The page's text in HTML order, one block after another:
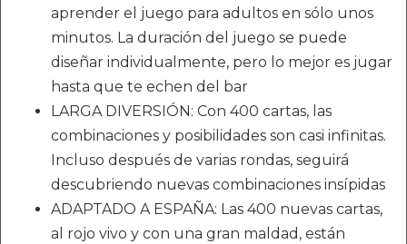
aprender el juego para adultos en sólo unos
minutos. La duración del juego se puede
diseñar individualmente, pero lo mejor es jugar
hasta que te echen del bar
LARGA DIVERSIÓN: Con 400 cartas, las
combinaciones y posibilidades son casi infinitas.
Incluso después de varias rondas, seguirá
descubriendo nuevas combinaciones insípidas
ADAPTADO A ESPAÑA: Las 400 nuevas cartas,
al rojo vivo y con una gran maldad, están